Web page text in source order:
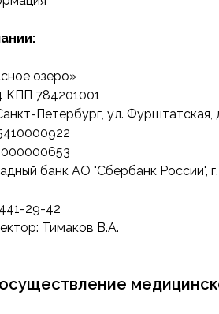
озеро»
784201001
Петербург, ул. Фурштатская,
банк АО "Сбербанк России",
29-42
Тимаков В.А.